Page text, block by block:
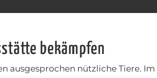
bekämpfen
ausgesprochen nützliche Tiere.